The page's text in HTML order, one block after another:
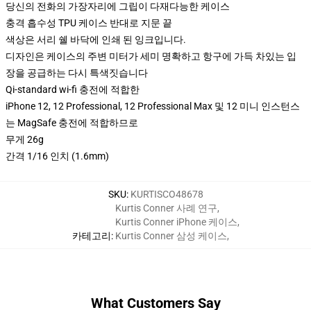
당신의 전화의 가장자리에 그립이 다재다능한 케이스
충격 흡수성 TPU 케이스 반대로 지문 끝
색상은 서리 쉘 바닥에 인쇄 된 잉크입니다.
디자인은 케이스의 주변 미터가 세미 명확하고 항구에 가득 차있는 입
장을 공급하는 다시 특색짓습니다
Qi-standard wi-fi 충전에 적합한
iPhone 12, 12 Professional, 12 Professional Max 및 12 미니 인스턴스
는 MagSafe 충전에 적합하므로
무게 26g
간격 1/16 인치 (1.6mm)
SKU: KURTISCO48678
카테고리:
Kurtis Conner 사례 연구,
Kurtis Conner iPhone 케이스,
Kurtis Conner 삼성 케이스,
What Customers Say